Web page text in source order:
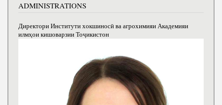
ADMINISTRATIONS
Директори Институти хокшиносӣ ва агрохимияи Академияи
илмҳои кишоварзии Тоҷикистон